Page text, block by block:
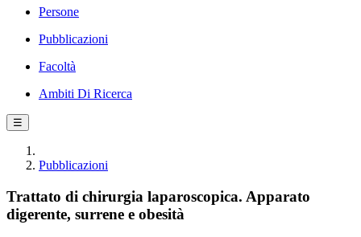
Persone
Pubblicazioni
Facoltà
Ambiti Di Ricerca
☰
Pubblicazioni
Trattato di chirurgia laparoscopica. Apparato
digerente, surrene e obesità